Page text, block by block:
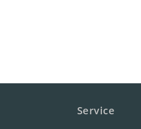
Service